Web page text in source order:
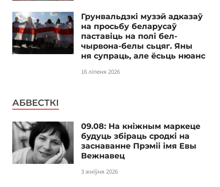
Грунвальдзкі музэй адказаў
на просьбу беларусаў
паставіць на полі бел-
чырвона-белы сьцяг. Яны
ня супраць, але ёсьць нюанс
16 ліпеня 2026
АБВЕСТКІ
09.08: На кніжным маркеце
будуць збіраць сродкі на
заснаванне Прэміі імя Евы
Вежнавец
3 жніўня 2026